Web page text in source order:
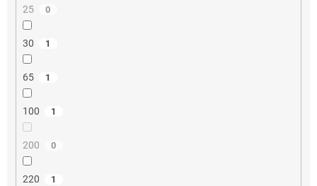
25 0
30 1
65 1
100 1
200 0
220 1